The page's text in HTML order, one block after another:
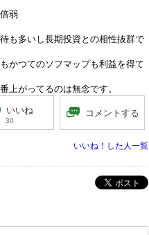
弱
も多いし長期投資との相性抜群で
かつてのソフマップも利益を得て
上がってるのは無念です。
いいね
30
コメントする
いいね！した人一覧
ポスト